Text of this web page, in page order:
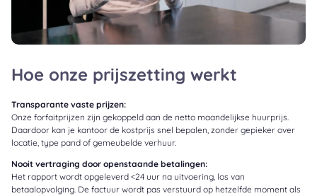
Hoe onze prijszetting werkt
Transparante vaste prijzen:
Onze forfaitprijzen zijn gekoppeld aan de netto maandelijkse huurprijs.
Daardoor kan je kantoor de kostprijs snel bepalen, zonder gepieker over
locatie, type pand of gemeubelde verhuur.
Nooit vertraging door openstaande betalingen:
Het rapport wordt opgeleverd <24 uur na uitvoering, los van
betaalopvolging. De factuur wordt pas verstuurd op hetzelfde moment als